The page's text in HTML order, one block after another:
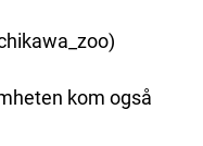
kom også